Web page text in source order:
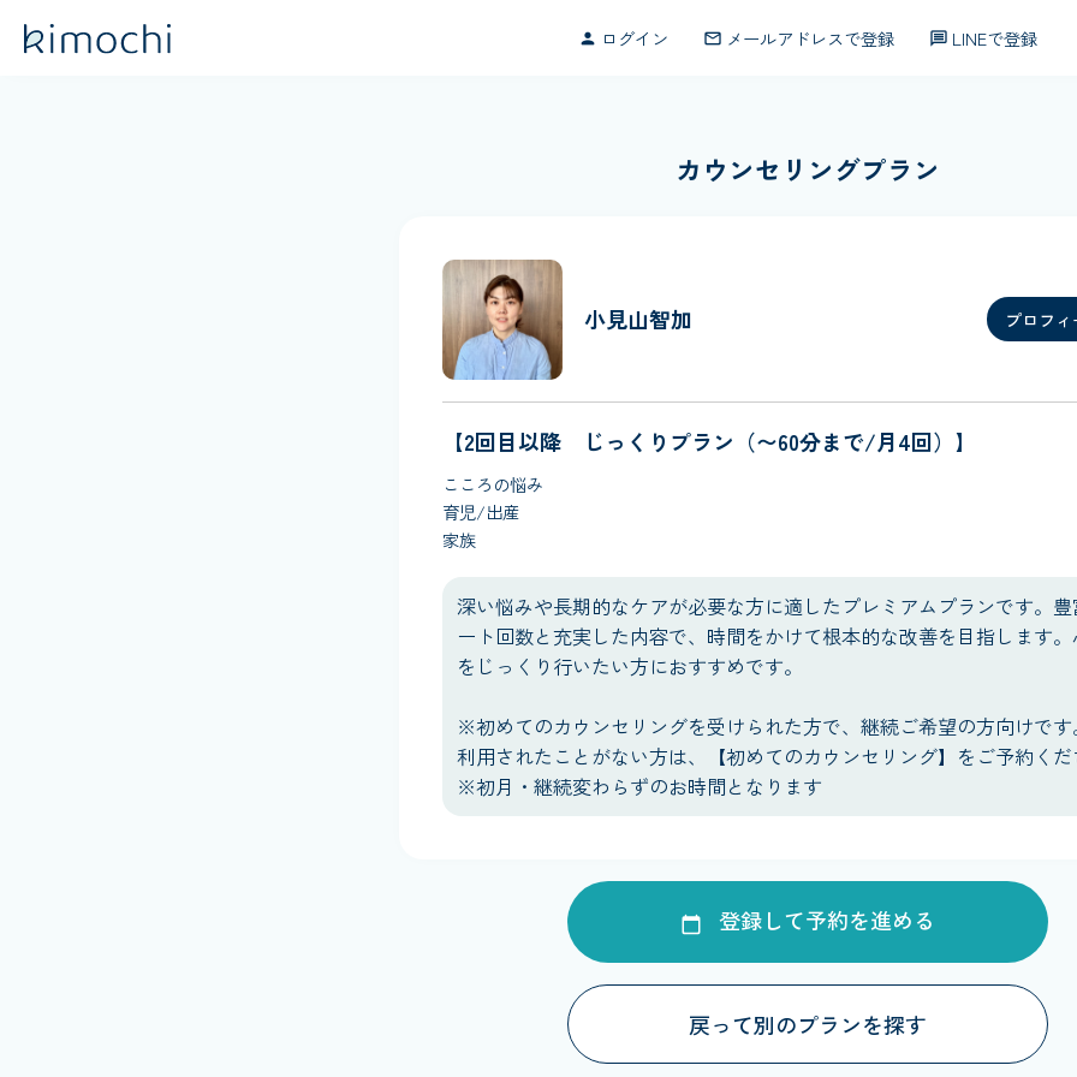
person ログイン mail_outline メールアドレスで登録 message LINEで登録
カウンセリングプラン
小見山智加 プロフ
【2回目以降 じっくりプラン（〜60分まで/月4回）】
こころの悩み
育児/出産
家族
深い悩みや長期的なケアが必要な方に適したプレミアムプランです。
ート回数と充実した内容で、時間をかけて根本的な改善を目指します
をじっくり行いたい方におすすめです。
※初めてのカウンセリングを受けられた方で、継続ご希望の方向けです
利用されたことがない方は、【初めてのカウンセリング】をご予約くだ
※初月・継続変わらずのお時間となります
登録して予約を進める
戻って別のプランを探す